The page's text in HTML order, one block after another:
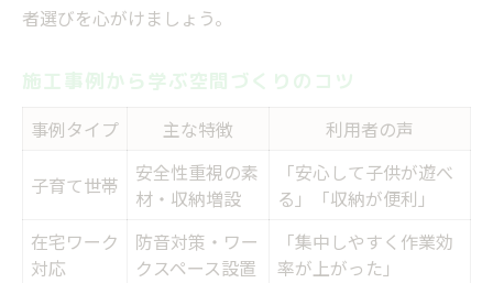
者選びを心がけましょう。
施工事例から学ぶ空間づくりのコツ
事例タイプ 主な特徴 利用者の声
子育て世帯
安全性重視の素
材・収納増設
「安心して子供が遊べ
る」「収納が便利」
在宅ワーク
対応
防音対策・ワー
クスペース設置
「集中しやすく作業効
率が上がった」